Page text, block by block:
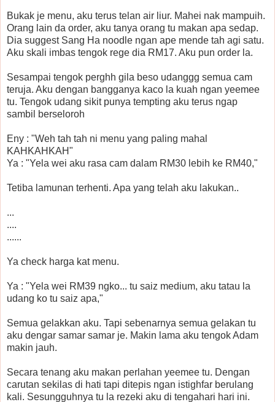
Bukak je menu, aku terus telan air liur. Mahei nak mampuih.
Orang lain da order, aku tanya orang tu makan apa sedap.
Dia suggest Sang Ha noodle ngan ape mende tah agi satu.
Aku skali imbas tengok rege dia RM17. Aku pun order la.
Sesampai tengok perghh gila beso udanggg semua cam
teruja. Aku dengan bangganya kaco la kuah ngan yeemee
tu. Tengok udang sikit punya tempting aku terus ngap
sambil berseloroh
Eny : "Weh tah tah ni menu yang paling mahal
KAHKAHKAH"
Ya : "Yela wei aku rasa cam dalam RM30 lebih ke RM40,"
Tetiba lamunan terhenti. Apa yang telah aku lakukan..
...
....
......
Ya check harga kat menu.
Ya : "Yela wei RM39 ngko... tu saiz medium, aku tatau la
udang ko tu saiz apa,"
Semua gelakkan aku. Tapi sebenarnya semua gelakan tu
aku dengar samar samar je. Makin lama aku tengok Adam
makin jauh.
Secara tenang aku makan perlahan yeemee tu. Dengan
carutan sekilas di hati tapi ditepis ngan istighfar berulang
kali. Sesungguhnya tu la rezeki aku di tengahari hari ini.